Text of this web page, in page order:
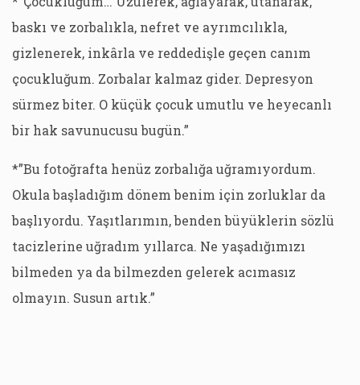
baskı ve zorbalıkla, nefret ve ayrımcılıkla,
gizlenerek, inkârla ve reddedişle geçen canım
çocukluğum. Zorbalar kalmaz gider. Depresyon
sürmez biter. O küçük çocuk umutlu ve heyecanlı
bir hak savunucusu bugün.”
*”Bu fotoğrafta henüz zorbalığa uğramıyordum.
Okula başladığım dönem benim için zorluklar da
başlıyordu. Yaşıtlarımın, benden büyüklerin sözlü
tacizlerine uğradım yıllarca. Ne yaşadığımızı
bilmeden ya da bilmezden gelerek acımasız
olmayın. Susun artık.”